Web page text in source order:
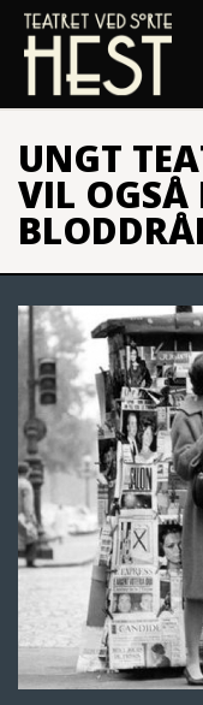
UNGT
VIL OGSÅ